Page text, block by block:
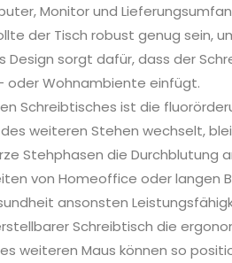
Monitor und
der Tisch robust genug sein,
sorgt dafür, dass der
oder Wohnambiente einfügt.
Schreibtisches ist die
weiteren Stehen wechselt,
Stehphasen die Durchblutung
von Homeoffice oder langen
ansonsten
Schreibtisch die
weiteren Maus können so